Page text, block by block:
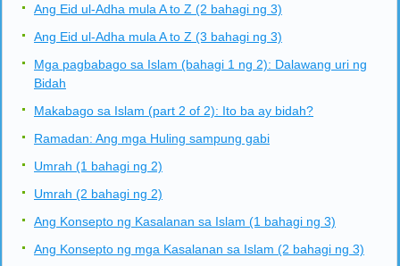
Ang Eid ul-Adha mula A to Z (2 bahagi ng 3)
Ang Eid ul-Adha mula A to Z (3 bahagi ng 3)
Mga pagbabago sa Islam (bahagi 1 ng 2): Dalawang uri ng
Bidah
Makabago sa Islam (part 2 of 2): Ito ba ay bidah?
Ramadan: Ang mga Huling sampung gabi
Umrah (1 bahagi ng 2)
Umrah (2 bahagi ng 2)
Ang Konsepto ng Kasalanan sa Islam (1 bahagi ng 3)
Ang Konsepto ng mga Kasalanan sa Islam (2 bahagi ng 3)